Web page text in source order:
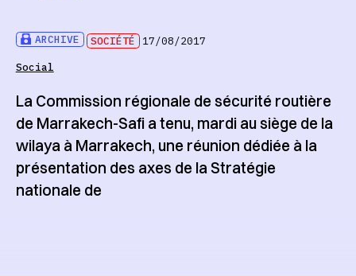
ARCHIVE SOCIÉTÉ
17/08/2017
Social
La Commission régionale de sécurité routière
de Marrakech-Safi a tenu, mardi au siège de la
wilaya à Marrakech, une réunion dédiée à la
présentation des axes de la Stratégie
nationale de